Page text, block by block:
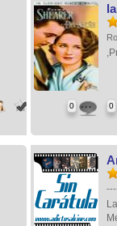
0 0